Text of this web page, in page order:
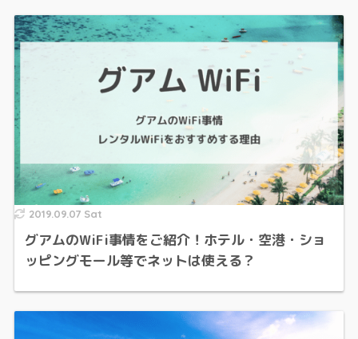
2019.09.07 Sat
グアムのWiFi事情をご紹介！ホテル・空港・ショ
ッピングモール等でネットは使える？